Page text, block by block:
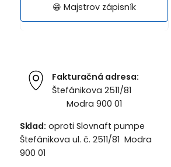
😁 Majstrov zápisník
Fakturačná adresa:
Štefánikova 2511/81
Modra 900 01
Sklad: oproti Slovnaft pumpe
Štefánikova ul. č. 2511/81 Modra
900 01